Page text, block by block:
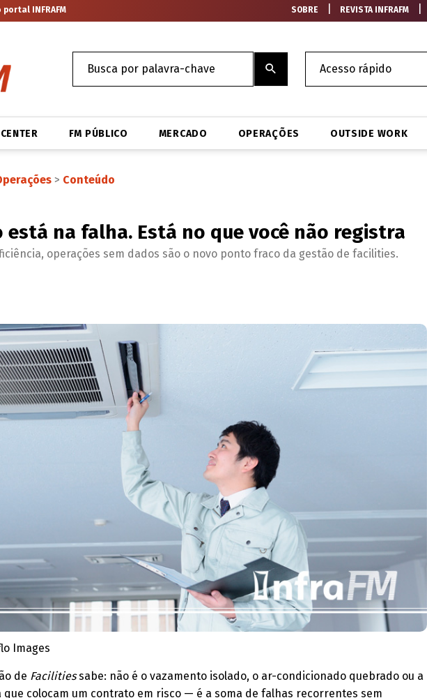
INFRAFM SOBRE REVISTA INFRAFM
FM PÚBLICO MERCADO OPERAÇÕES OUTSIDE WORK
> Conteúdo
está na falha. Está no que você não registra
operações sem dados são o novo ponto fraco da gestão de facilities.
Images
de Facilitiessabe: não é o vazamento isolado, o ar-condicionado quebrado ou a
que colocam um contrato em risco — é a soma de falhas recorrentes sem